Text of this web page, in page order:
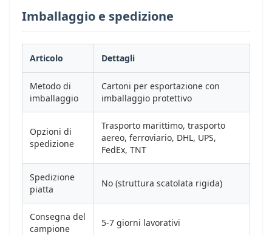
Imballaggio e spedizione
Articolo Dettagli
Metodo di
imballaggio
Cartoni per esportazione con
imballaggio protettivo
Opzioni di
spedizione
Trasporto marittimo, trasporto
aereo, ferroviario, DHL, UPS,
FedEx, TNT
Spedizione
piatta
No (struttura scatolata rigida)
Consegna del
campione
5-7 giorni lavorativi